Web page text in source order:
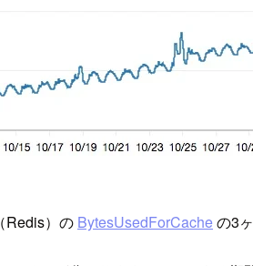
Redis）の BytesUsedForCacheの3